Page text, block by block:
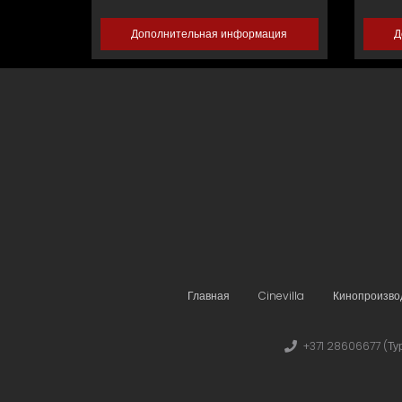
Дополнительная информация
Главная Cinevilla
+371 28606677